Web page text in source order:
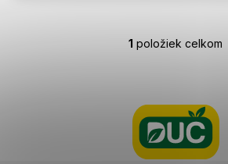
O
d
a
c
i
1 položiek celkom